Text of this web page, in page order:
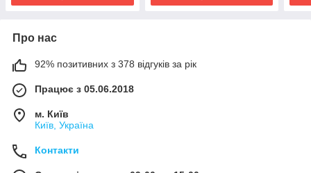
Про нас
92% позитивних з 378 відгуків за рік
Працює з 05.06.2018
м. Київ
Київ, Україна
Контакти